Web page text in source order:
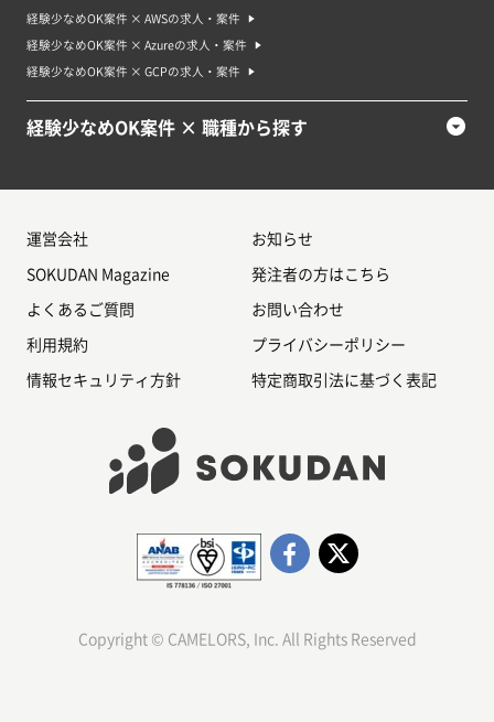
経験少なめOK案件 × AWSの求人・案件
経験少なめOK案件 × Azureの求人・案件
経験少なめOK案件 × GCPの求人・案件
経験少なめOK案件 × 職種から探す
運営会社 お知らせ
SOKUDAN Magazine 発注者の方はこちら
よくあるご質問 お問い合わせ
利用規約 プライバシーポリシー
情報セキュリティ方針 特定商取引法に基づく表記
Copyright © CAMELORS, Inc. All Rights Reserved